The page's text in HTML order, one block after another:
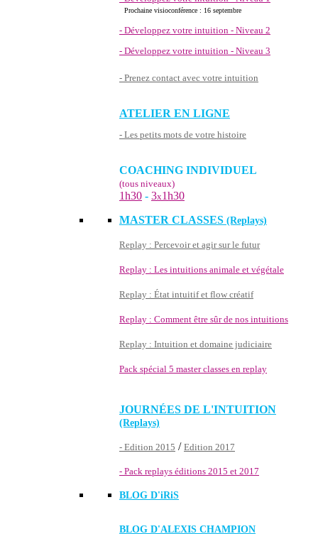
Prochaine visioconférence : 16 septembre
- Développez votre intuition - Niveau 2
- Développez votre intuition - Niveau 3
- Prenez contact avec votre intuition
ATELIER EN LIGNE
- Les petits mots de votre histoire
COACHING INDIVIDUEL
(tous niveaux)
1h30 - 3x1h30
MASTER CLASSES (Replays)
Replay : Percevoir et agir sur le futur
Replay : Les intuitions animale et végétale
Replay : État intuitif et flow créatif
Replay : Comment être sûr de nos intuitions
Replay : Intuition et domaine judiciaire
Pack spécial 5 master classes en replay
JOURNÉES DE L'INTUITION
(Replays)
- Edition 2015 / Edition 2017
- Pack replays éditions 2015 et 2017
BLOG D'iRiS
BLOG D'ALEXIS CHAMPION